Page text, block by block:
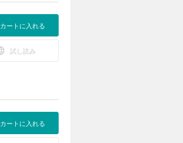
カートに入れる
試し読み
カートに入れる